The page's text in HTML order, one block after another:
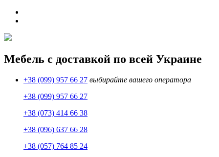
Мебель с доставкой по всей Украине
+38 (099) 957 66 27 выбирайте вашего оператора
+38 (099) 957 66 27
+38 (073) 414 66 38
+38 (096) 637 66 28
+38 (057) 764 85 24